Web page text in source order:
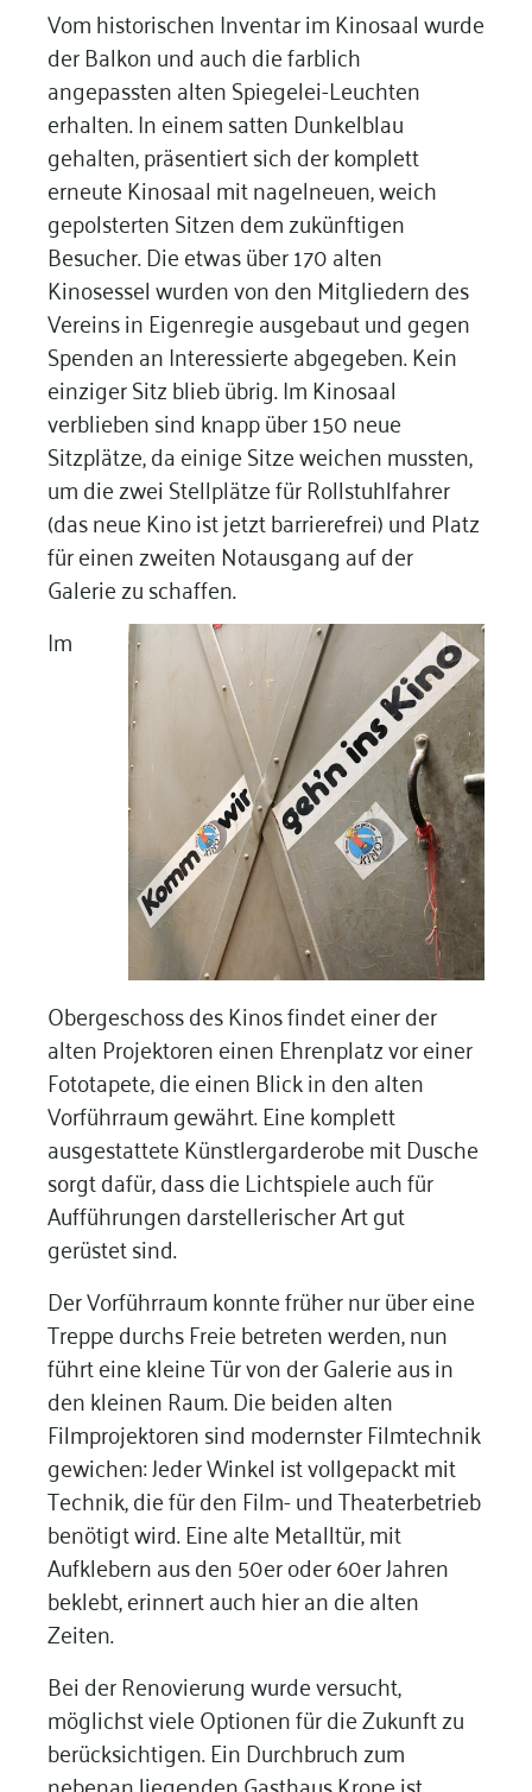
Vom historischen Inventar im Kinosaal wurde
der Balkon und auch die farblich
angepassten alten Spiegelei-Leuchten
erhalten. In einem satten Dunkelblau
gehalten, präsentiert sich der komplett
erneute Kinosaal mit nagelneuen, weich
gepolsterten Sitzen dem zukünftigen
Besucher. Die etwas über 170 alten
Kinosessel wurden von den Mitgliedern des
Vereins in Eigenregie ausgebaut und gegen
Spenden an Interessierte abgegeben. Kein
einziger Sitz blieb übrig. Im Kinosaal
verblieben sind knapp über 150 neue
Sitzplätze, da einige Sitze weichen mussten,
um die zwei Stellplätze für Rollstuhlfahrer
(das neue Kino ist jetzt barrierefrei) und Platz
für einen zweiten Notausgang auf der
Galerie zu schaffen.
Im
Obergeschoss des Kinos findet einer der
alten Projektoren einen Ehrenplatz vor einer
Fototapete, die einen Blick in den alten
Vorführraum gewährt. Eine komplett
ausgestattete Künstlergarderobe mit Dusche
sorgt dafür, dass die Lichtspiele auch für
Aufführungen darstellerischer Art gut
gerüstet sind.
Der Vorführraum konnte früher nur über eine
Treppe durchs Freie betreten werden, nun
führt eine kleine Tür von der Galerie aus in
den kleinen Raum. Die beiden alten
Filmprojektoren sind modernster Filmtechnik
gewichen: Jeder Winkel ist vollgepackt mit
Technik, die für den Film- und Theaterbetrieb
benötigt wird. Eine alte Metalltür, mit
Aufklebern aus den 50er oder 60er Jahren
beklebt, erinnert auch hier an die alten
Zeiten.
Bei der Renovierung wurde versucht,
möglichst viele Optionen für die Zukunft zu
berücksichtigen. Ein Durchbruch zum